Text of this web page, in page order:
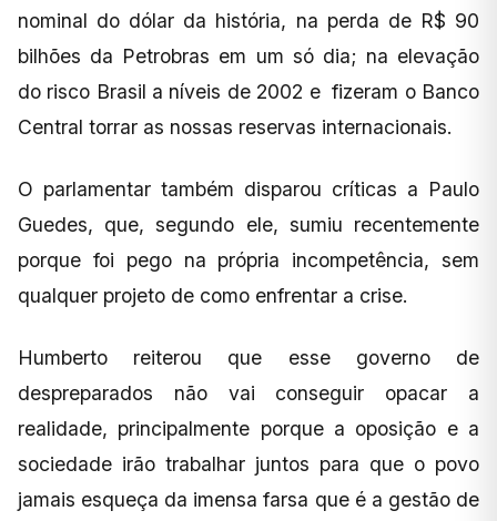
nominal do dólar da história, na perda de R$ 90
bilhões da Petrobras em um só dia; na elevação
do risco Brasil a níveis de 2002 e fizeram o Banco
Central torrar as nossas reservas internacionais.
O parlamentar também disparou críticas a Paulo
Guedes, que, segundo ele, sumiu recentemente
porque foi pego na própria incompetência, sem
qualquer projeto de como enfrentar a crise.
Humberto reiterou que esse governo de
despreparados não vai conseguir opacar a
realidade, principalmente porque a oposição e a
sociedade irão trabalhar juntos para que o povo
jamais esqueça da imensa farsa que é a gestão de